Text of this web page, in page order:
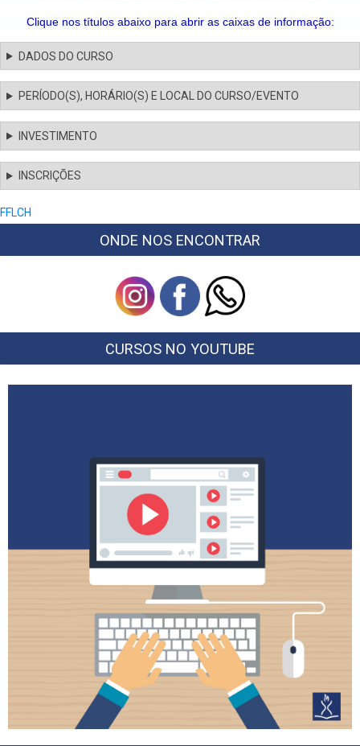
Clique nos títulos abaixo para abrir as caixas de informação:
DADOS DO CURSO
PERÍODO(S), HORÁRIO(S) E LOCAL DO CURSO/EVENTO
INVESTIMENTO
INSCRIÇÕES
FFLCH
ONDE NOS ENCONTRAR
CURSOS NO YOUTUBE